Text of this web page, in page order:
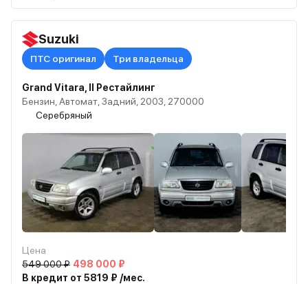
Suzuki
ПТС оригинал Три владельца
Grand Vitara, II Рестайлинг
Бензин, Автомат, Задний, 2003, 270000
Серебряный
Цена
549 000 ₽ 498 000 ₽
В кредит от 5819 ₽ /мес.